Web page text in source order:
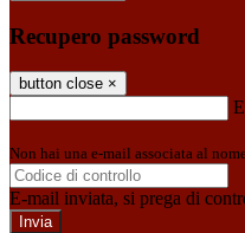
Recupero password
button close ×
Non hai una e-mail associata al
E-mail inviata, si prega di